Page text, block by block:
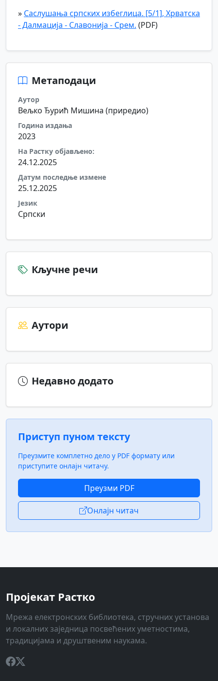
» Саслушања српских избеглица. [5/1], Хрватска
- Далмација - Славонија - Срем. (PDF)
Метаподаци
Аутор
Вељко Ђурић Мишина (приредио)
Година издања
2023
На Растку објављено:
24.12.2025
Датум последње измене
25.12.2025
Језик
Српски
Кључне речи
Аутори
Недавно додато
Приступ пуном тексту
Преузмите комплетно дело у PDF формату или
приступите онлајн читачу.
Преузми PDF
Онлајн читач
Пројекат Растко
Мрежа електронских библиотека, стручних установа
и локалних заједница посвећених уметностима,
традицијама и друштвеним наукама.